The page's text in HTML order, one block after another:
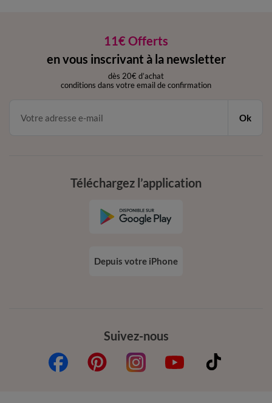
11€ Offerts
en vous inscrivant à la newsletter
dès 20€ d’achat
conditions dans votre email de confirmation
Ok
Suivez-nous
Téléchargez l’application
Depuis votre iPhone